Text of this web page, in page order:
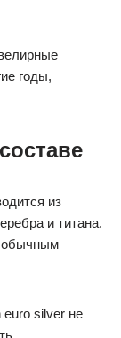
годы,
из
и титана.
обычным
euro silver не